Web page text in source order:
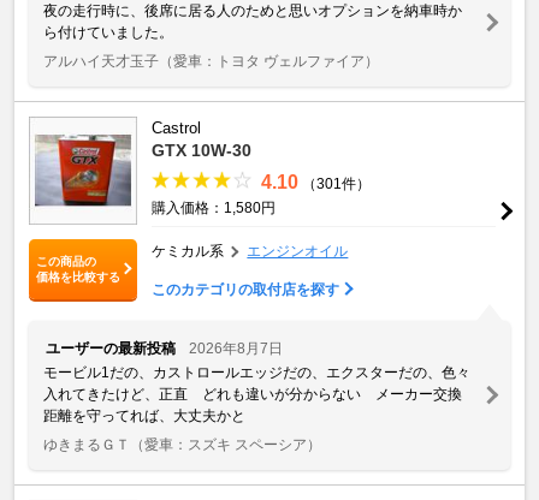
夜の走行時に、後席に居る人のためと思いオプションを納車時か
ら付けていました。
アルハイ天才玉子 （愛車：トヨタ ヴェルファイア）
この商品の
価格を比較する
Castrol
GTX 10W-30
4.10
（301件）
購入価格：1,580円
ケミカル系 エンジンオイル
このカテゴリの取付店を探す
ユーザーの最新投稿
2026年8月7日
モービル1だの、カストロールエッジだの、エクスターだの、色々
入れてきたけど、正直 どれも違いが分からない メーカー交換
距離を守ってれば、大丈夫かと
ゆきまるＧＴ
（愛車：スズキ スペーシア）